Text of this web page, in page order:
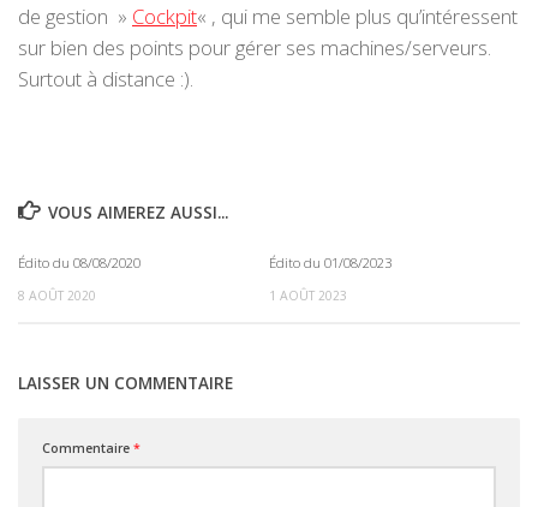
de gestion » Cockpit« , qui me semble plus qu’intéressent
sur bien des points pour gérer ses machines/serveurs.
Surtout à distance :).
VOUS AIMEREZ AUSSI...
Édito du 08/08/2020
8 AOÛT 2020
Édito du 01/08/2023
1 AOÛT 2023
LAISSER UN COMMENTAIRE
Commentaire *